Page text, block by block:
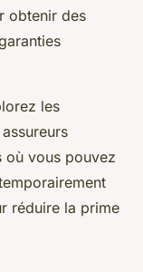
obtenir des
les
où vous pouvez
réduire la prime